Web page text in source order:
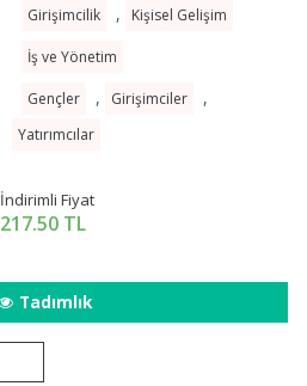
Girişimcilik , Kişisel Gelişim
İş ve Yönetim
Gençler , Girişimciler ,
Yatırımcılar
İndirimli Fiyat
217.50 TL
Tadımlık